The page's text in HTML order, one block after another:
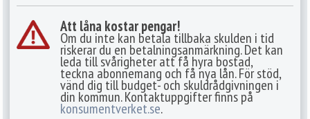
Att låna kostar pengar!
Om du inte kan betala tillbaka skulden i tid
riskerar du en betalningsanmärkning. Det kan
leda till svårigheter att få hyra bostad,
teckna abonnemang och få nya lån. För stöd,
vänd dig till budget- och skuldrådgivningen i
din kommun. Kontaktuppgifter finns på
konsumentverket.se.